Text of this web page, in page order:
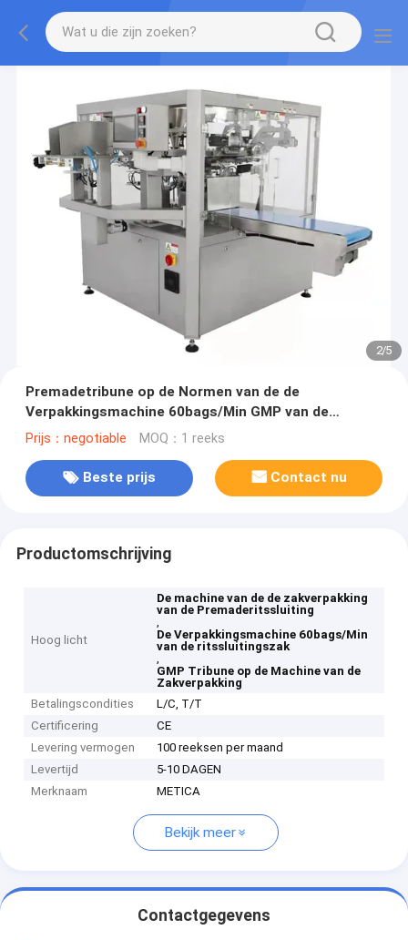
2/5
Premadetribune op de Normen van de de
Verpakkingsmachine 60bags/Min GMP van de
Ritssluitingszak
Prijs：negotiable MOQ：1 reeks
Beste prijs Contact nu
Productomschrijving
Hoog licht
De machine van de de zakverpakking
van de Premaderitssluiting
,
De Verpakkingsmachine 60bags/Min
van de ritssluitingszak
,
GMP Tribune op de Machine van de
Zakverpakking
Betalingscondities
L/C, T/T
Certificering
CE
Levering vermogen
100 reeksen per maand
Levertijd
5-10 DAGEN
Merknaam
METICA
Bekijk meer
Contactgegevens